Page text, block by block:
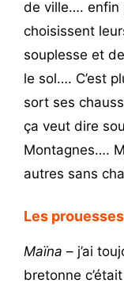
de ville…. enfin
choisissent
souplesse et
le sol…. C’est
sort ses
ça veut dire
Montagnes….
autres sans
Les
Maïna – j’ai
bretonne